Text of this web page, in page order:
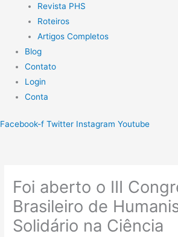
Revista PHS
Roteiros
Artigos Completos
Blog
Contato
Login
Conta
Facebook-f Twitter Instagram Youtube
Foi aberto o III
Brasileiro de
Solidário na Ciência